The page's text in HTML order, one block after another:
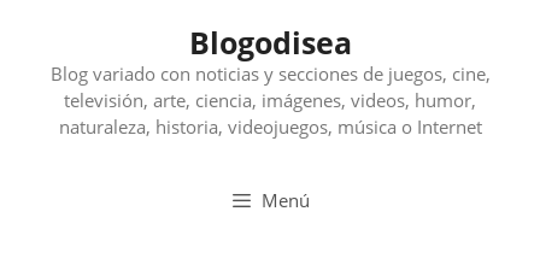
contenido
Blogodisea
Blog variado con noticias y secciones de juegos, cine,
televisión, arte, ciencia, imágenes, videos, humor,
naturaleza, historia, videojuegos, música o Internet
Menú